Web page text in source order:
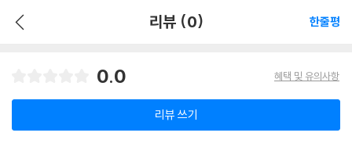
리뷰 (0) 한줄평
0.0 혜택 및 유의사항
리뷰 쓰기